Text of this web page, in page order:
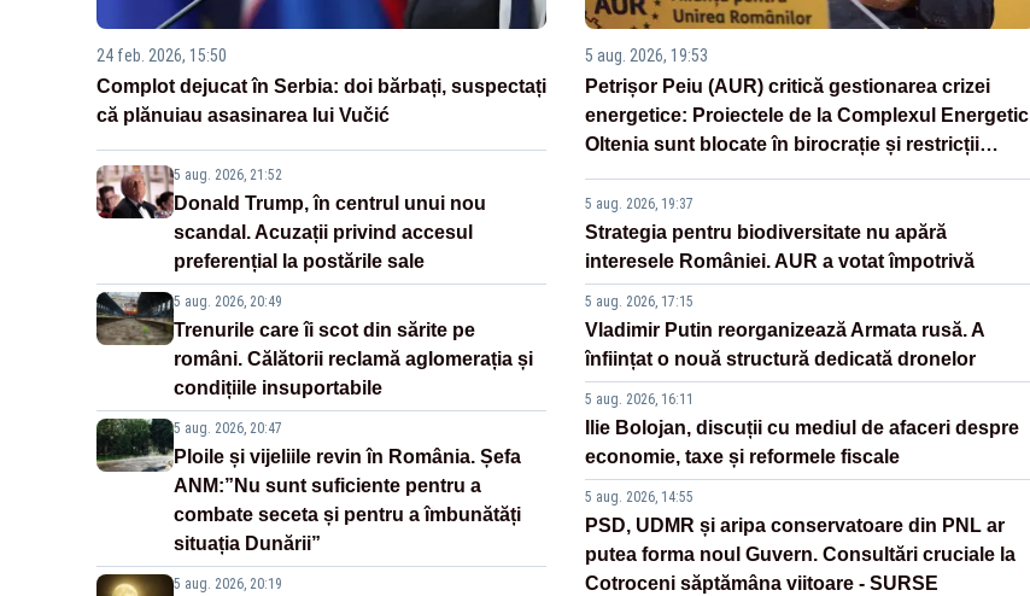
24 feb. 2026, 15:50
Complot dejucat în Serbia: doi bărbați, suspectați
că plănuiau asasinarea lui Vučić
5 aug. 2026, 21:52
Donald Trump, în centrul unui nou
scandal. Acuzații privind accesul
preferențial la postările sale
5 aug. 2026, 20:49
Trenurile care îi scot din sărite pe
români. Călătorii reclamă aglomerația și
condițiile insuportabile
5 aug. 2026, 20:47
Ploile și vijeliile revin în România. Șefa
ANM:”Nu sunt suficiente pentru a
combate seceta și pentru a îmbunătăți
situația Dunării”
5 aug. 2026, 20:19
5 aug. 2026, 19:53
Petrișor Peiu (AUR) critică gestionarea crizei
energetice: Proiectele de la Complexul Energetic
Oltenia sunt blocate în birocrație și restricții
5 aug. 2026, 19:37
Strategia pentru biodiversitate nu apără
interesele României. AUR a votat împotrivă
5 aug. 2026, 17:15
Vladimir Putin reorganizează Armata rusă. A
înființat o nouă structură dedicată dronelor
5 aug. 2026, 16:11
Ilie Bolojan, discuții cu mediul de afaceri despre
economie, taxe și reformele fiscale
5 aug. 2026, 14:55
PSD, UDMR și aripa conservatoare din PNL ar
putea forma noul Guvern. Consultări cruciale la
Cotroceni săptămâna viitoare - SURSE